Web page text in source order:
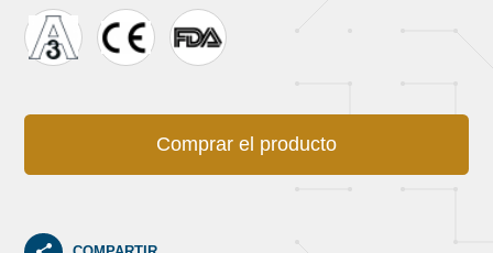
Comprar el producto